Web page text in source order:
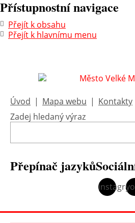
Přístupnostní navigace
Přejít k obsahu
Přejít k hlavnímu menu
Úvod | Mapa webu | Kontakty
Zadej hledaný výraz
Přepínač jazyků